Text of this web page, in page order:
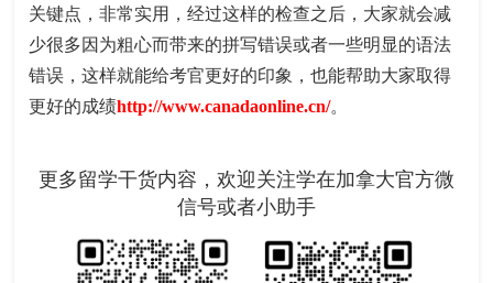
关键点，非常实用，经过这样的检查之后，大家就会减
少很多因为粗心而带来的拼写错误或者一些明显的语法
错误，这样就能给考官更好的印象，也能帮助大家取得
更好的成绩http://www.canadaonline.cn/。
更多留学干货内容，欢迎关注学在加拿大官方微
信号或者小助手